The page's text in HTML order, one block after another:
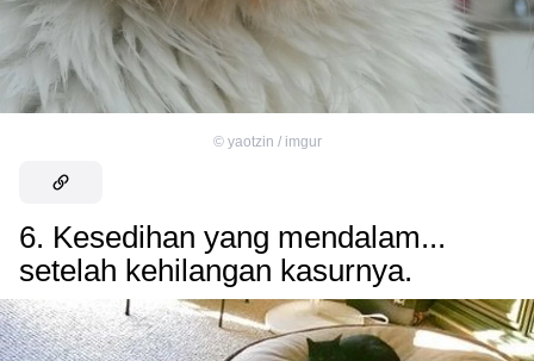
© yaotzin / imgur
6. Kesedihan yang mendalam...
setelah kehilangan kasurnya.